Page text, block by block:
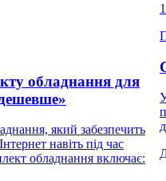
обладнання для
який забезпечить
навіть під час
обладнання включає: